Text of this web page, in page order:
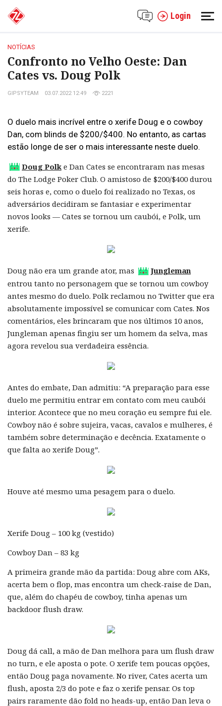
Login
NOTÍCIAS
Confronto no Velho Oeste: Dan
Cates vs. Doug Polk
GIPSYTEAM 03.07.2022 12:49 2221
O duelo mais incrível entre o xerife Doug e o cowboy
Dan, com blinds de $200/$400. No entanto, as cartas
estão longe de ser o mais interessante neste duelo.
Doug Polke Dan Cates se encontraram nas mesas
do The Lodge Poker Club. O amistoso de $200/$400 durou
seis horas e, como o duelo foi realizado no Texas, os
adversários decidiram se fantasiar e experimentar
novos looks — Cates se tornou um caubói, e Polk, um
xerife.
Doug não era um grande ator, mas
Jungleman
entrou tanto no personagem que se tornou um cowboy
antes mesmo do duelo. Polk reclamou no Twitter que era
absolutamente impossível se comunicar com Cates. Nos
comentários, eles brincaram que nos últimos 10 anos,
Jungleman apenas fingiu ser um homem da selva, mas
agora revelou sua verdadeira essência.
Antes do embate, Dan admitiu: “A preparação para esse
duelo me permitiu entrar em contato com meu caubói
interior. Acontece que no meu coração eu sempre fui ele.
Cowboy não é sobre sujeira, vacas, cavalos e mulheres, é
também sobre determinação e decência. Exatamente o
que falta ao xerife Doug”.
Houve até mesmo uma pesagem para o duelo.
Xerife Doug – 100 kg (vestido)
Cowboy Dan – 83 kg
A primeira grande mão da partida: Doug abre com AKs,
acerta bem o flop, mas encontra um check-raise de Dan,
que, além do chapéu de cowboy, tinha apenas um
backdoor flush draw.
Doug dá call, a mão de Dan melhora para um flush draw
no turn, e ele aposta o pote. O xerife tem poucas opções,
então Doug paga novamente. No river, Cates acerta um
flush, aposta 2/3 do pote e faz o xerife pensar. Os top
pairs raramente dão fold no heads-up, então Dan leva o